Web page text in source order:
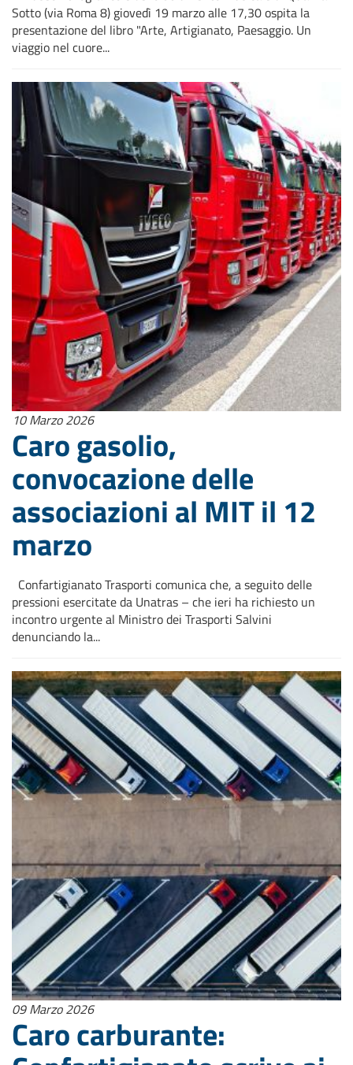
Sotto (via Roma 8) giovedì 19 marzo alle 17,30 ospita la
presentazione del libro "Arte, Artigianato, Paesaggio. Un
viaggio nel cuore...
10 Marzo 2026
Caro gasolio,
convocazione delle
associazioni al MIT il 12
marzo
Confartigianato Trasporti comunica che, a seguito delle
pressioni esercitate da Unatras – che ieri ha richiesto un
incontro urgente al Ministro dei Trasporti Salvini
denunciando la...
09 Marzo 2026
Caro carburante: